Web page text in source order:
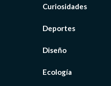
Curiosidades
Deportes
Diseño
Ecología